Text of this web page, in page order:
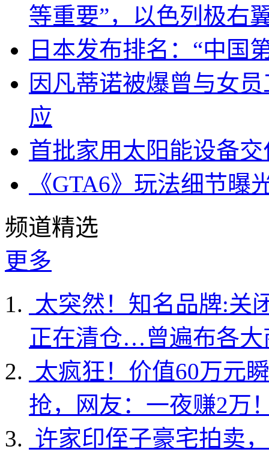
等重要”，以色列极右
日本发布排名：“中国
因凡蒂诺被爆曾与女
应
首批家用太阳能设备
《GTA6》玩法细节
频道精选
更多
太突然！知名品牌:关
正在清仓…曾遍布各大
太疯狂！价值60万元
抢，网友：一夜赚2万
许家印侄子豪宅拍卖